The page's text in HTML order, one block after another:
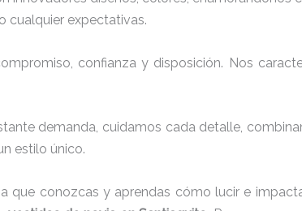
cualquier expectativas.
confianza y disposición. Nos
demanda, cuidamos cada detalle,
estilo único.
que conozcas y aprendas cómo lucir e